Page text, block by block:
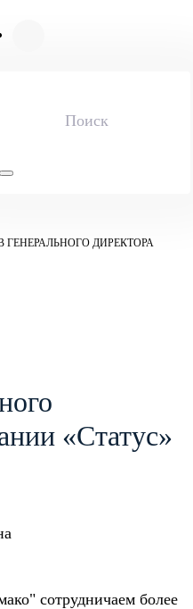
ГЕНЕРАЛЬНОГО ДИРЕКТОРА
«Статус»
сотрудничаем более